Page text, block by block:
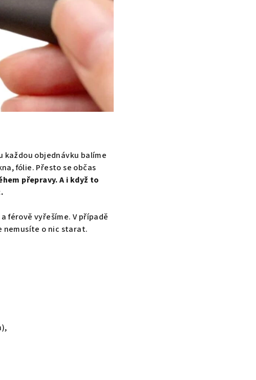
každou objednávku balíme
fólie. Přesto se občas
přepravy. A i když to
férově vyřešíme. V případě
nemusíte o nic starat.